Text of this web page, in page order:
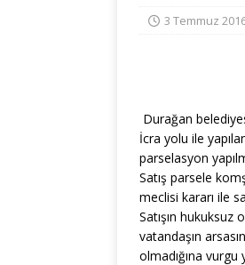
3 Temmuz
Durağan
İcra yolu ile
parselasyon
Satış parsele
meclisi kararı ile
Satışın hukuksuz
vatandaşın
olmadığına vurgu